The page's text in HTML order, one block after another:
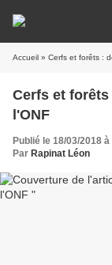
Accueil » Cerfs et forêts :
Cerfs et
l'ONF
Publié le 18/03/2018 à
Par Rapinat Léon